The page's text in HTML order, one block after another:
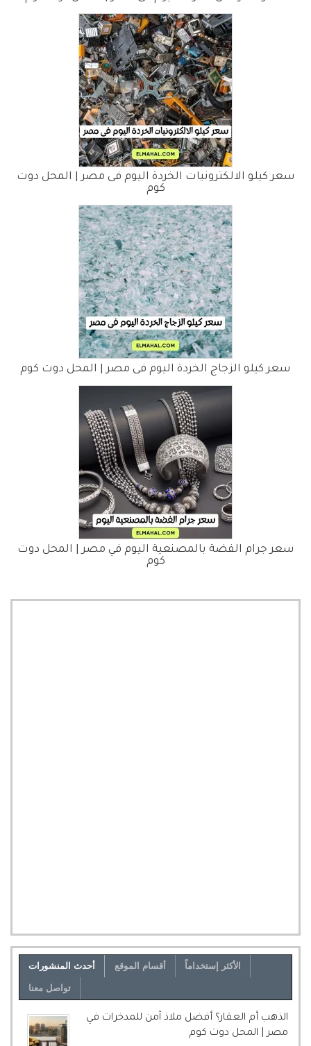
سعر كيلو الالكترونيات الخردة اليوم فى مصر | المحل دوت
كوم
سعر كيلو الزجاج الخردة اليوم فى مصر | المحل دوت كوم
سعر جرام الفضة بالمصنعية اليوم في مصر | المحل دوت
كوم
أحدث المنشورات أقسام الموقع الأكثر إستخداماً
تواصل معنا
الذهب أم العقار؟ أفضل ملاذ آمن للمدخرات في
مصر | المحل دوت كوم